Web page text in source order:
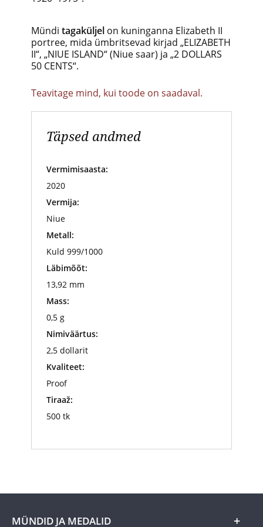
Mündi tagaküljel on kuninganna Elizabeth II
portree, mida ümbritsevad kirjad „ELIZABETH
II“, „NIUE ISLAND“ (Niue saar) ja „2 DOLLARS
50 CENTS“.
Teavitage mind, kui toode on saadaval.
Täpsed andmed
Vermimisaasta:
2020
Vermija:
Niue
Metall:
Kuld 999/1000
Läbimõõt:
13,92 mm
Mass:
0,5 g
Nimiväärtus:
2,5 dollarit
Kvaliteet:
Proof
Tiraaž:
500 tk
MÜNDID JA MEDALID